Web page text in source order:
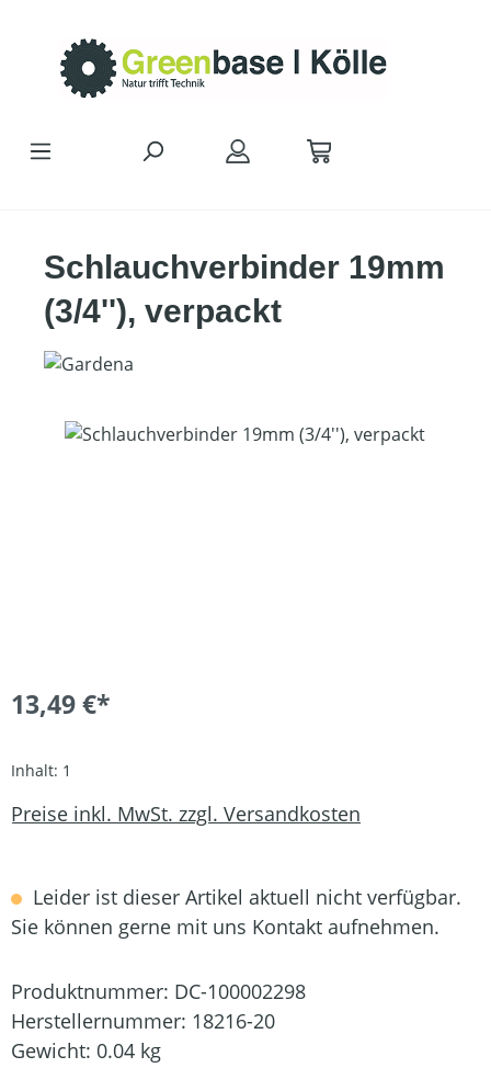
Schlauchverbinder 19mm
(3/4''), verpackt
Bildergalerie überspringen
13,49 €*
Inhalt: 1
Preise inkl. MwSt. zzgl. Versandkosten
Leider ist dieser Artikel aktuell nicht verfügbar.
Sie können gerne mit uns Kontakt aufnehmen.
Produktnummer: DC-100002298
Herstellernummer: 18216-20
Gewicht: 0.04 kg